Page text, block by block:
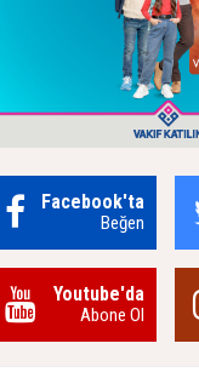
Facebook'ta
Beğen
Youtube'da
Abone Ol